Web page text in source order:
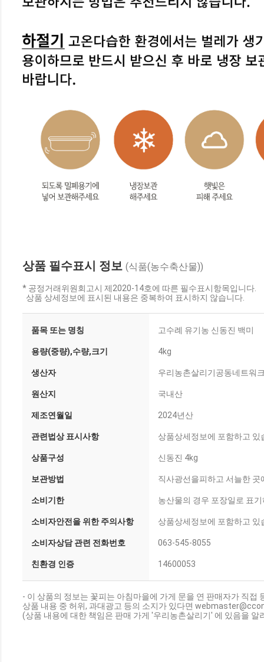
상품 필수표시 정보 (식품(농수축산물))
* 공정거래위원회고시 제2020-14호에 따른 필수표시항목입니다.
상품 상세정보에 표시된 내용은 중복하여 표시하지 않습니다.
품목 또는 명칭 고수례 유기농 신동진 백미
용량(중량),수량,크기 4kg
생산자 우리농촌살리기공동네트워
원산지 국내산
제조연월일 2024년산
관련법상 표시사항 상품상세정보에 포함하고 있
상품구성 신동진 4kg
보관방법 직사광선을피하고 서늘한 곳
소비기한 농산물의 경우 포장일로 표
소비자안전을 위한 주의사항 상품상세정보에 포함하고 있
소비자상담 관련 전화번호 063-545-8055
친환경 인증 14600053
- 이 상품의 정보는 꽃피는 아침마을에 가게 문을 연 판매자가 직접
상품 내용 중 허위, 과대광고 등의 소지가 있다면
(상품 내용에 대한 책임은 판매 가게 '우리농촌살리기' 에 있음을 알